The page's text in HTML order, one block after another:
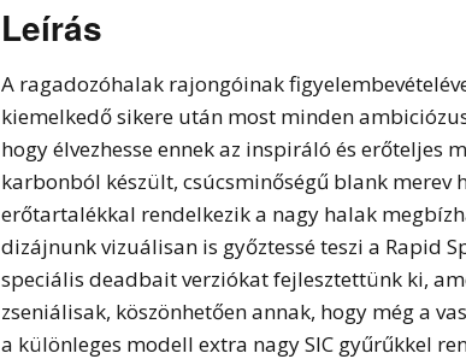
Leírás
A ragadozóhalak rajongóinak
kiemelkedő sikere után most minden
hogy élvezhesse ennek az inspiráló és
karbonból készült, csúcsminőségű blank merev
erőtartalékkal rendelkezik a nagy halak
dizájnunk vizuálisan is győztessé teszi a Rapid
speciális deadbait verziókat fejlesztettünk ki,
zseniálisak, köszönhetően annak, hogy még a
a különleges modell extra nagy SIC gyűrűkkel